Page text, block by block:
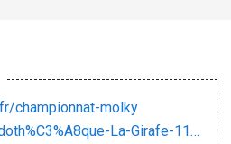
championnat-molky
facebook.com/Ludoth%C3%A8que-La-Girafe-118913221497502/